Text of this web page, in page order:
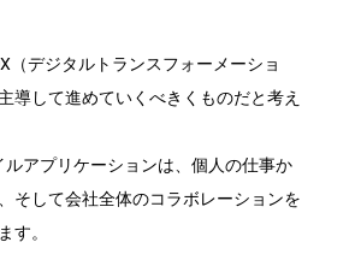
（デジタルトランスフォーメーショ
導して進めていくべきくものだと考え
アプリケーションは、個人の仕事か
そして会社全体のコラボレーションを
す。